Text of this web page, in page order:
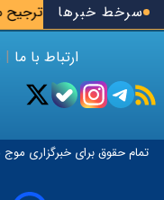
سرخط خبرها
برخی مالکان ترجیح
ارتباط با ما |
تمام حقوق برای خبرگزاری موج